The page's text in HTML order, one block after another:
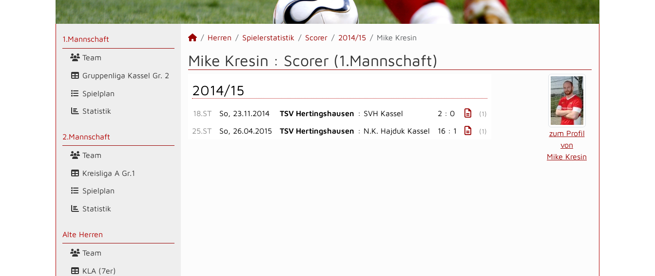
1.Mannschaft
Team
Gruppenliga Kassel Gr. 2
Spielplan
Statistik
2.Mannschaft
Team
Kreisliga A Gr.1
Spielplan
Statistik
Alte Herren
Team
KLA (7er)
Herren Spielerstatistik Scorer 2014/15 Mike Kresin
Mike Kresin : Scorer (1.Mannschaft)
zum Profil
von
Mike Kresin
2014/15
18.ST So, 23.11.2014 TSV Hertingshausen : SVH Kassel 2 : 0 (1)
25.ST So, 26.04.2015 TSV Hertingshausen : N.K. Hajduk Kassel 16 : 1 (1)